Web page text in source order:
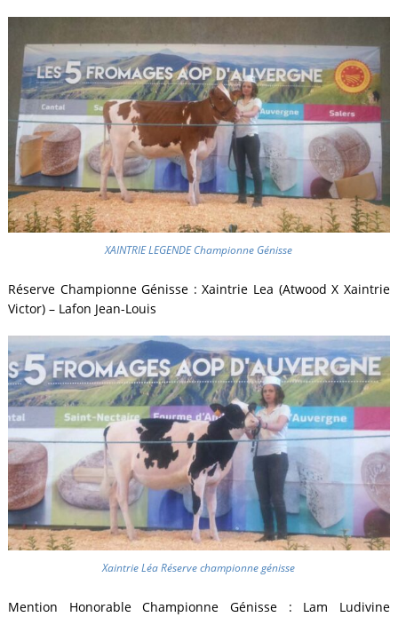
XAINTRIE LEGENDE Championne Génisse
Réserve Championne Génisse : Xaintrie Lea (Atwood X Xaintrie
Victor) – Lafon Jean-Louis
Xaintrie Léa Réserve championne génisse
Mention Honorable Championne Génisse : Lam Ludivine